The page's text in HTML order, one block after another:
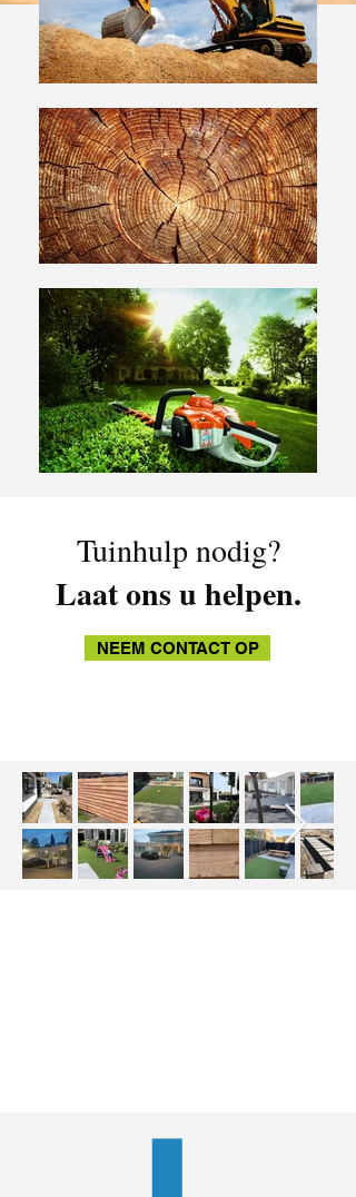
NEEM CONTACT OP
Tuinhulp nodig?
Laat ons u helpen.